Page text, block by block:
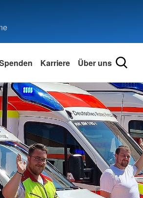
Karriere Über uns